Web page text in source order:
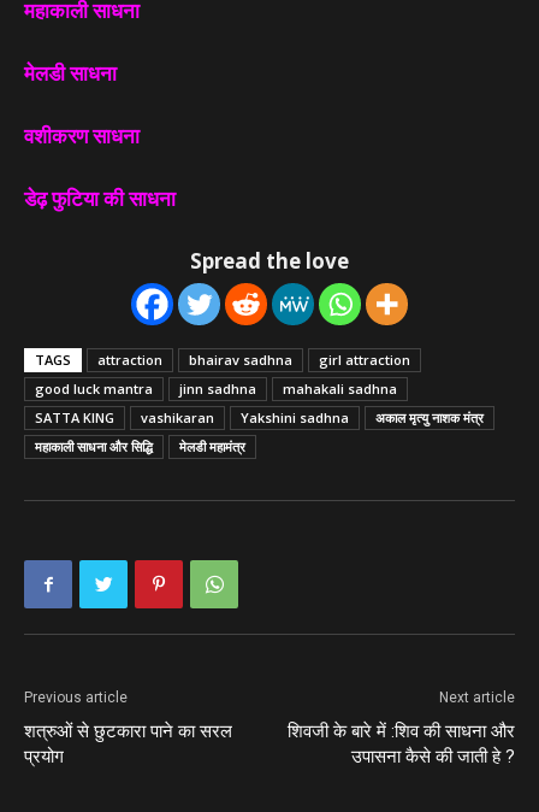
महाकाली साधना
मेलडी साधना
वशीकरण साधना
डेढ़ फुटिया की साधना
Spread the love
TAGS attraction bhairav sadhna
girl attraction
good luck mantra
jinn sadhna
mahakali sadhna
SATTA KING
vashikaran Yakshini sadhna
अकाल मृत्यु नाशक मंत्र
महाकाली साधना और सिद्धि
मेलडी महामंत्र
Previous article
शत्रुओं से छुटकारा पाने का सरल
प्रयोग
Next article
शिवजी के बारे में :शिव की साधना और
उपासना कैसे की जाती हे ?